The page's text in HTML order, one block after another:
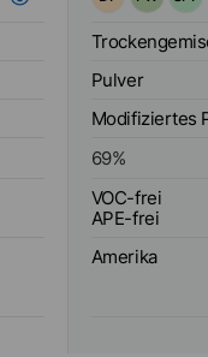
verbessert
Pigmente und
verhindert der
Abriebeffekte.
auch
Pulver
Modifiziertes
69%
VOC-frei
APE-frei
Amerika